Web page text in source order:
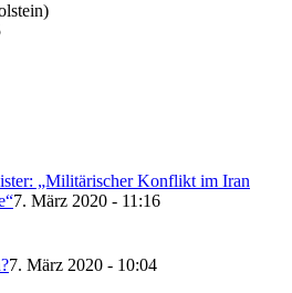
„Militärischer Konflikt im Iran
7. März 2020 - 11:16
7. März 2020 - 10:04